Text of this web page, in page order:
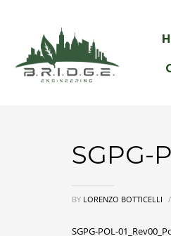
SGPG-
BY LORENZO BOTTICELLI /
SGPG-POL-